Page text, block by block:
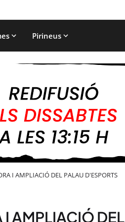
Pirineus
I AMPLIACIÓ DEL PALAU D'ESPORTS
I AMPLIACIÓ DEL